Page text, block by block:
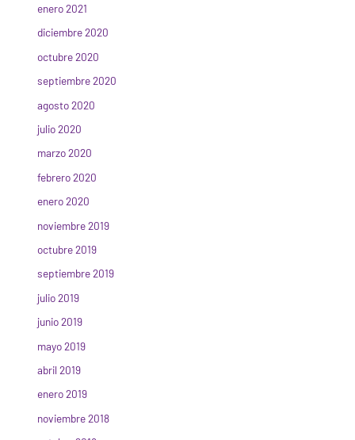
enero 2021
diciembre 2020
octubre 2020
septiembre 2020
agosto 2020
julio 2020
marzo 2020
febrero 2020
enero 2020
noviembre 2019
octubre 2019
septiembre 2019
julio 2019
junio 2019
mayo 2019
abril 2019
enero 2019
noviembre 2018